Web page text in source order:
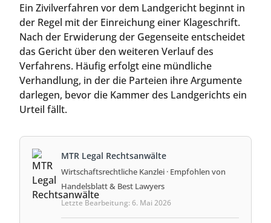
Ein Zivilverfahren vor dem Landgericht beginnt in
der Regel mit der Einreichung einer Klageschrift.
Nach der Erwiderung der Gegenseite entscheidet
das Gericht über den weiteren Verlauf des
Verfahrens. Häufig erfolgt eine mündliche
Verhandlung, in der die Parteien ihre Argumente
darlegen, bevor die Kammer des Landgerichts ein
Urteil fällt.
MTR Legal Rechtsanwälte
Wirtschaftsrechtliche Kanzlei · Empfohlen von
Handelsblatt & Best Lawyers
Letzte Bearbeitung: 6. Mai 2026